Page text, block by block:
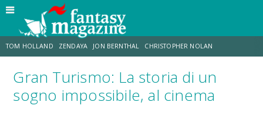
TOM HOLLAND ZENDAYA JON BERNTHAL CHRISTOPHER NOLAN
STRANIMONDI LUCCA COMICS & GAMES ODISSEA CHRIS MCKENNA
Gran Turismo: La storia di un
sogno impossibile, al cinema